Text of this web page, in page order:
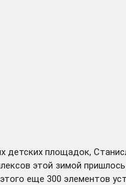
площадок,
этой зимой
еще 300 элементов